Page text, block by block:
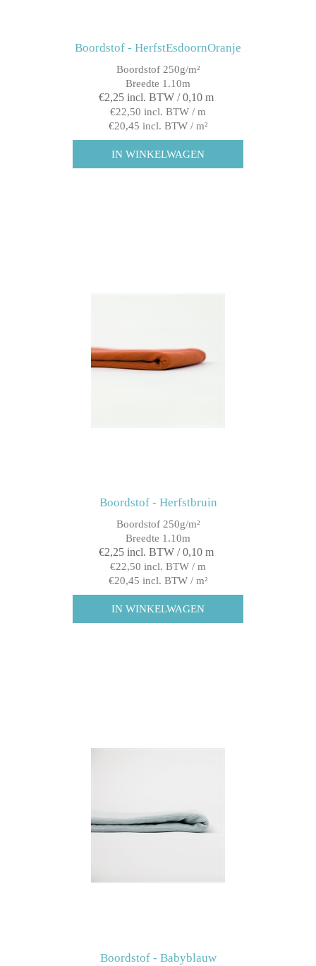
Boordstof - HerfstEsdoornOranje
Boordstof 250g/m²
Breedte 1.10m
€2,25 incl. BTW / 0,10 m
€22,50 incl. BTW / m
€20,45 incl. BTW / m²
Boordstof - Herfstbruin
Boordstof 250g/m²
Breedte 1.10m
€2,25 incl. BTW / 0,10 m
€22,50 incl. BTW / m
€20,45 incl. BTW / m²
Boordstof - Babyblauw